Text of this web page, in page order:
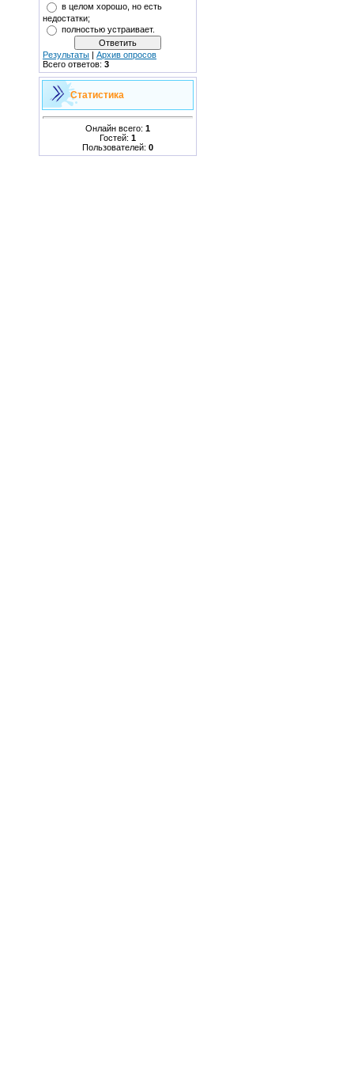
в целом хорошо, но есть
недостатки;
полностью устраивает.
Результаты
Архив опросов
Всего ответов: 3
Статистика
Онлайн всего: 1
Гостей: 1
Пользователей: 0